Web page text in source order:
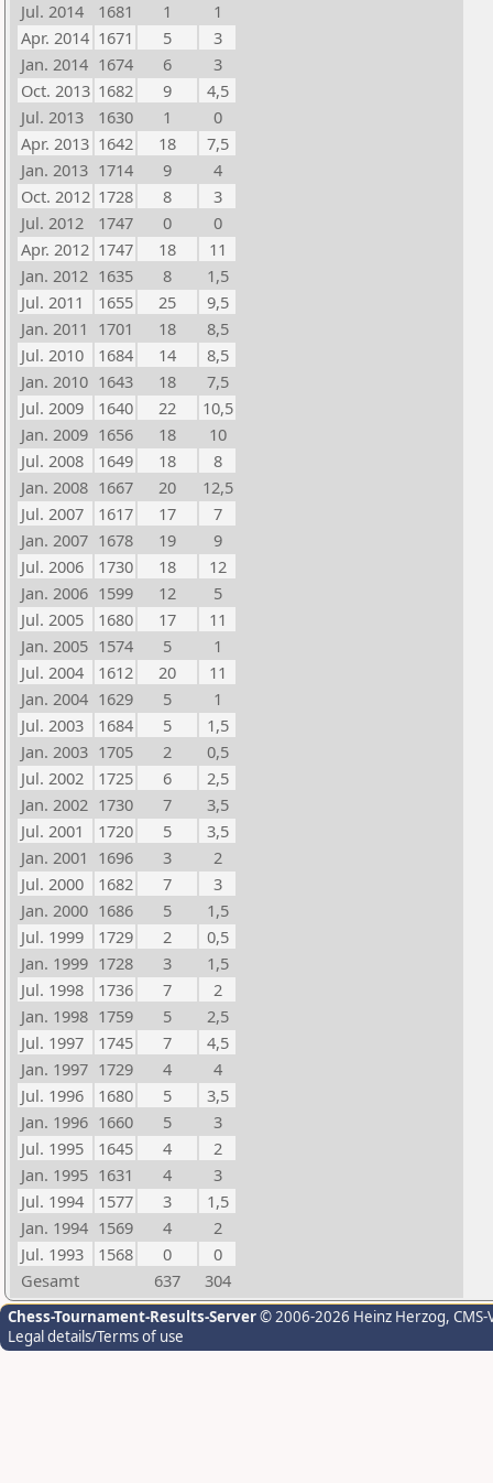
Jul. 2014
1681 1
1
Apr. 2014 1671 5
3
Jan. 2014 1674 6
3
Oct. 2013 1682 9
4,5
Jul. 2013
1630 1
0
Apr. 2013 1642 18
7,5
Jan. 2013 1714 9
4
Oct. 2012 1728 8
3
Jul. 2012
1747 0
0
Apr. 2012 1747 18
11
Jan. 2012 1635 8
1,5
Jul. 2011
1655 25
9,5
Jan. 2011 1701 18
8,5
Jul. 2010
1684 14
8,5
Jan. 2010 1643 18
7,5
Jul. 2009
1640 22
10,5
Jan. 2009 1656 18
10
Jul. 2008
1649 18
8
Jan. 2008 1667 20
12,5
Jul. 2007
1617 17
7
Jan. 2007 1678 19
9
Jul. 2006
1730 18
12
Jan. 2006 1599 12
5
Jul. 2005
1680 17
11
Jan. 2005 1574 5
1
Jul. 2004
1612 20
11
Jan. 2004 1629 5
1
Jul. 2003
1684 5
1,5
Jan. 2003 1705 2
0,5
Jul. 2002
1725 6
2,5
Jan. 2002 1730 7
3,5
Jul. 2001
1720 5
3,5
Jan. 2001 1696 3
2
Jul. 2000
1682 7
3
Jan. 2000 1686 5
1,5
Jul. 1999
1729 2
0,5
Jan. 1999 1728 3
1,5
Jul. 1998
1736 7
2
Jan. 1998 1759 5
2,5
Jul. 1997
1745 7
4,5
Jan. 1997 1729 4
4
Jul. 1996
1680 5
3,5
Jan. 1996 1660 5
3
Jul. 1995
1645 4
2
Jan. 1995 1631 4
3
Jul. 1994
1577 3
1,5
Jan. 1994 1569 4
2
Jul. 1993
1568 0
0
Gesamt
637 304
Chess-Tournament-Results-Server© 2006-2026 Heinz Herzog,
Legal details/Terms of use